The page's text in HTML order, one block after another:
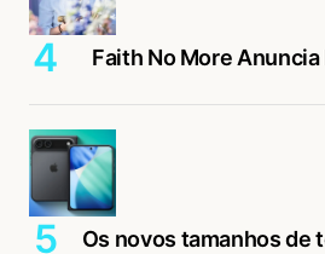
Faith No More
Os novos tamanhos de